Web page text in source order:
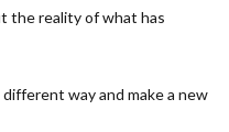
the reality of what has
way and make a new